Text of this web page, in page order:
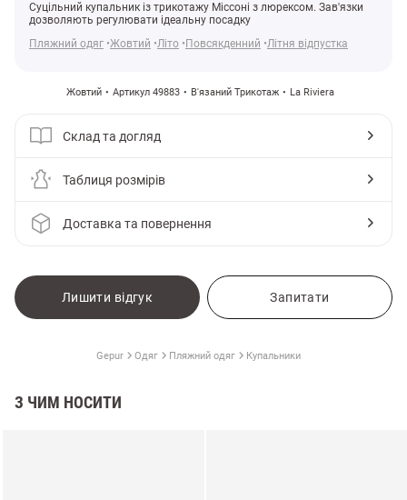
Суцільний купальник із трикотажу Міссоні з люрексом. Зав'язки
дозволяють регулювати ідеальну посадку
Пляжний одяг Жовтий Літо Повсякденний Літня відпустка
Жовтий Артикул 49883 В'язаний Трикотаж La Riviera
Склад та догляд
Таблиця розмірів
Доставка та повернення
Лишити відгук Запитати
Gepur Одяг Пляжний одяг Купальники
З ЧИМ НОСИТИ